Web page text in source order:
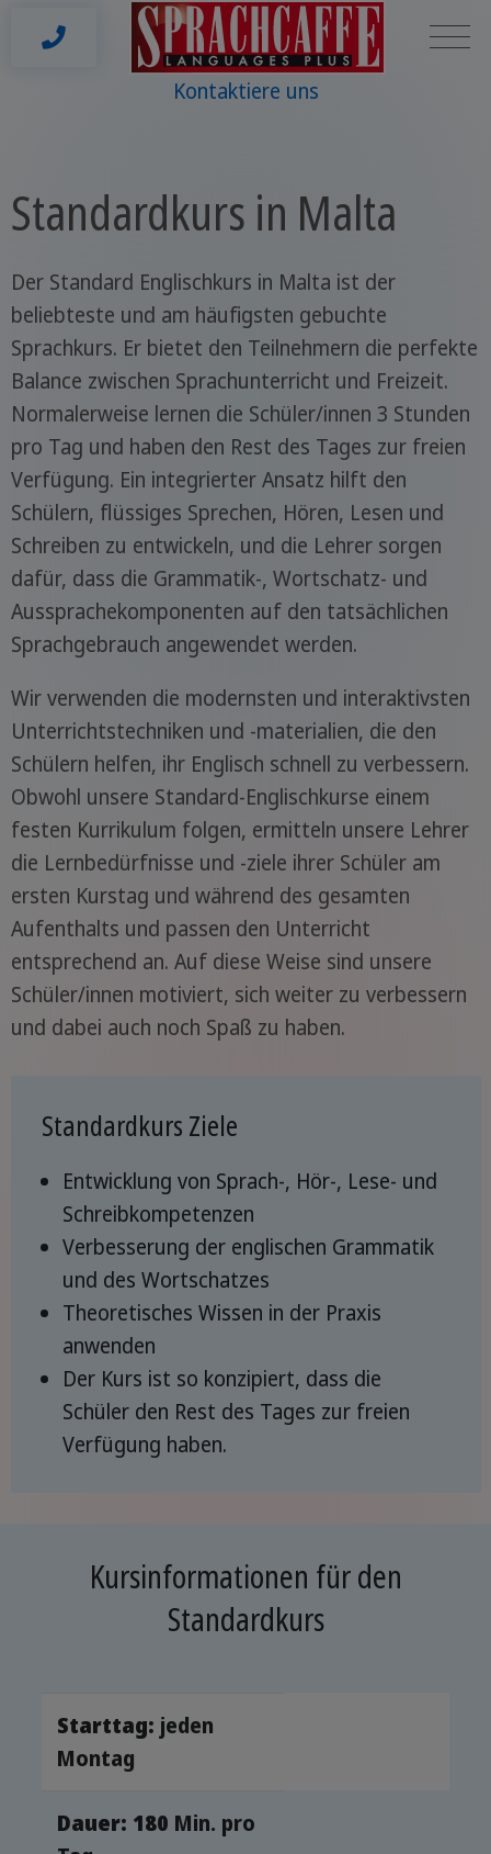
Kontaktiere uns
Standardkurs in Malta
Der Standard Englischkurs in Malta ist der
beliebteste und am häufigsten gebuchte
Sprachkurs. Er bietet den Teilnehmern die perfekte
Balance zwischen Sprachunterricht und Freizeit.
Normalerweise lernen die Schüler/innen 3 Stunden
pro Tag und haben den Rest des Tages zur freien
Verfügung. Ein integrierter Ansatz hilft den
Schülern, flüssiges Sprechen, Hören, Lesen und
Schreiben zu entwickeln, und die Lehrer sorgen
dafür, dass die Grammatik-, Wortschatz- und
Aussprachekomponenten auf den tatsächlichen
Sprachgebrauch angewendet werden.
Wir verwenden die modernsten und interaktivsten
Unterrichtstechniken und -materialien, die den
Schülern helfen, ihr Englisch schnell zu verbessern.
Obwohl unsere Standard-Englischkurse einem
festen Kurrikulum folgen, ermitteln unsere Lehrer
die Lernbedürfnisse und -ziele ihrer Schüler am
ersten Kurstag und während des gesamten
Aufenthalts und passen den Unterricht
entsprechend an. Auf diese Weise sind unsere
Schüler/innen motiviert, sich weiter zu verbessern
und dabei auch noch Spaß zu haben.
Standardkurs Ziele
Entwicklung von Sprach-, Hör-, Lese- und
Schreibkompetenzen
Verbesserung der englischen Grammatik
und des Wortschatzes
Theoretisches Wissen in der Praxis
anwenden
Der Kurs ist so konzipiert, dass die
Schüler den Rest des Tages zur freien
Verfügung haben.
Kursinformationen für den
Standardkurs
Starttag: jeden
Montag
Dauer: 180 Min. pro